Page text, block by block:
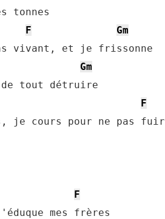
tonnes
F
Gm
vivant, et je frissonne
Gm
de tout détruire
F
je cours pour ne pas fuir
F
mes frères